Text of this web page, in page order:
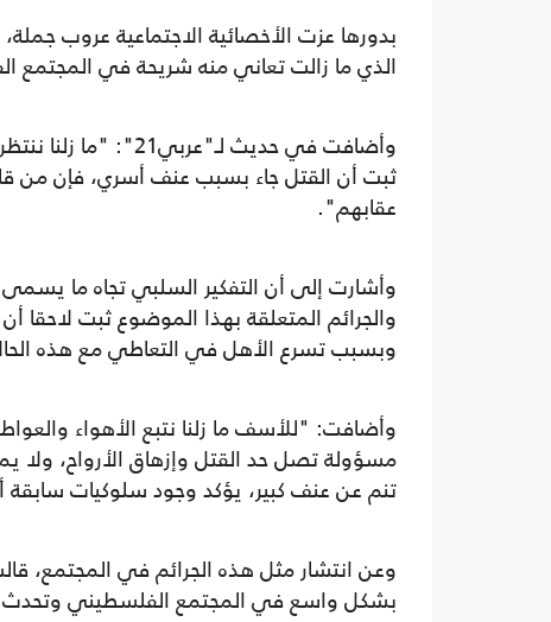
بدورها عزت الأخصائية الاجتماعية عروب
الذي ما زالت تعاني منه شريحة في المجتمع
وأضافت في حديث
ثبت أن القتل جاء بسبب عنف أسري، فإن من
عقابهم".
وأشارت إلى أن التفكير السلبي تجاه ما
والجرائم المتعلقة بهذا الموضوع ثبت لاحقا
وبسبب تسرع الأهل في التعاطي مع هذه
وأضافت: "للأسف ما زلنا نتبع الأهواء
مسؤولة تصل حد القتل وإزهاق الأرواح،
تنم عن عنف كبير، يؤكد وجود سلوكيات
وعن انتشار مثل هذه الجرائم في المجتمع،
بشكل واسع في المجتمع الفلسطيني وتحدث